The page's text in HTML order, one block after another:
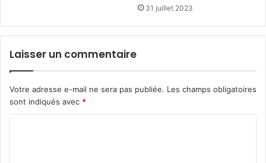
31 juillet 2023
Laisser un commentaire
Votre adresse e-mail ne sera pas publiée. Les champs obligatoires
sont indiqués avec *